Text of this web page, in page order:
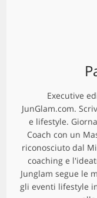
Executive
JunGlam.com.
e lifestyle.
Coach con un
riconosciuto dal
coaching e
Junglam segue le
gli eventi lifestyle